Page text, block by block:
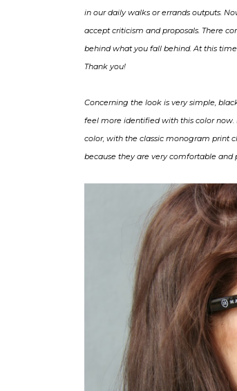
in our daily walks or errands outputs.
accept criticism and proposals. There
behind what you fall behind. At this
Thank you!
Concerning the look is very simple,
feel more identified with this color now.
color, with the classic monogram print
because they are very comfortable and